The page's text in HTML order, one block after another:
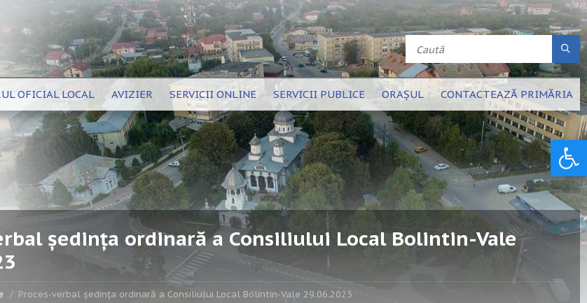
OFICIAL LOCAL AVIZIER SERVICII ONLINE SERVICII PUBLICE ORAȘUL CONTACTEAZĂ PRIMĂRIA
ședința ordinară a Consiliului Local Bolintin-Vale
Proces-verbal ședința ordinară a Consiliului Local Bolintin-Vale 29.06.2023
Deschide bara de unelte